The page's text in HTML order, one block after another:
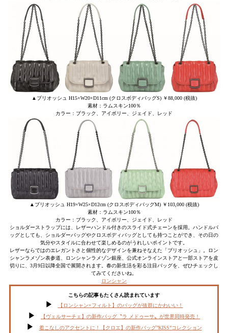
▲ブリオッシュ H15×W20×D11cm (クロスボディバッグS) ￥88,000 (税抜)
素材：ラムスキン100％
カラー：ブラック、アイボリー、ジェイド、レッド
▲ブリオッシュ H19×W25×D12cm (クロスボディバッグM) ￥103,000 (税抜)
素材：ラムスキン100％
カラー：ブラック、アイボリー、ジェイド、レッド
ショルダーストラップには、レザーハンドル付きのスライド式チェーンを採用。ハンドルバ
ッグとしても、ショルダーバッグやクロスボディバッグとしても持つことができ、その日の
気分やスタイルに合わせて楽しめるのがうれしいポイントです。
レザーならではのエレガントさと個性的なデザインを兼ねそなえた「ブリオッシュ」。ロン
シャンラメゾン表参道、ロンシャンラメゾン銀座、公式オンラインストアと一部ストアを皮
切りに、3月9日以降全国で展開されます。春の新生活を彩る注目バッグを、ぜひチェックし
てみてくださいね。
ロンシャン
こちらの記事もたくさん読まれています
【ロンシャン×フィルト】のバッグが抜群にかわいい！
【ヴェルサーチェ】の新作バッグ〝ラ メドゥーサ〟が世界同時発売！
着こなしのアクセントに！【クロエ】の新作バッグ”KISS”コレクション